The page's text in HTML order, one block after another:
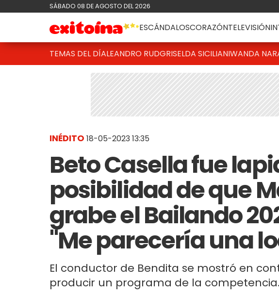
SÁBADO 08 DE AGOSTO DEL 2026
ESCÁNDALOSCORAZÓNTELEVISIÓN
TEMAS DEL DÍALEANDRO RUDGRISELDA SICILIANIWANDA
INÉDITO 18-05-2023 13:35
Beto Casella fue
posibilidad de que
grabe el Bailando
"Me parecería una
El conductor de Bendita se mostró en
producir un programa de la